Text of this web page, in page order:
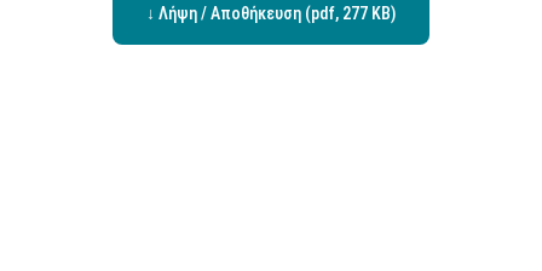
↓ Λήψη / Αποθήκευση (pdf, 277 KB)